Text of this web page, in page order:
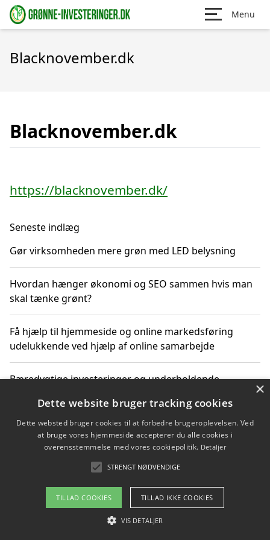
Menu
Blacknovember.dk
Blacknovember.dk
https://blacknovember.dk/
Seneste indlæg
Gør virksomheden mere grøn med LED belysning
Hvordan hænger økonomi og SEO sammen hvis man
skal tænke grønt?
Få hjælp til hjemmeside og online markedsføring
udelukkende ved hjælp af online samarbejde
Bæredygtige investeringer og underholdende
Sådan kan online møder for virksomheder fremme
grønne investeringer
Copyright 2026 - Pilanto Aps
Om / kontakt
×
Dette website bruger tracking cookies
Dette websted bruger cookies til at forbedre brugeroplevelsen. Ved
at bruge vores hjemmeside accepterer du alle cookies i
overensstemmelse med vores cookiepolitik. Detaljer
STRENGT NØDVENDIGE
TILLAD COOKIES TILLAD IKKE COOKIES
VIS DETALJER